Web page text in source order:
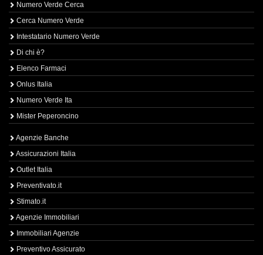
Numero Verde Cerca
Cerca Numero Verde
Intestatario Numero Verde
Di chi è?
Elenco Farmaci
Onlus Italia
Numero Verde Ita
Mister Peperoncino
Agenzie Banche
Assicurazioni Italia
Outlet Italia
Preventivato.it
Stimato.it
Agenzie Immobiliari
Immobiliari Agenzie
Preventivo Assicurato